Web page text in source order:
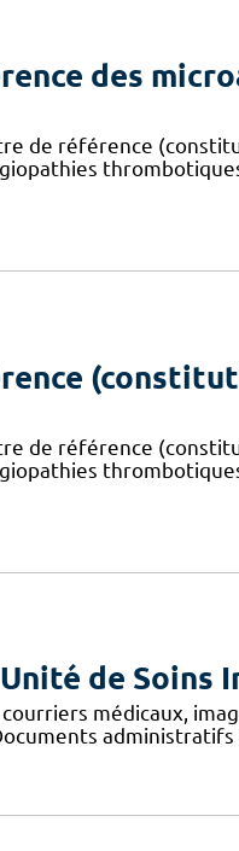
des
de référence
de référence
de Soins
médicaux,